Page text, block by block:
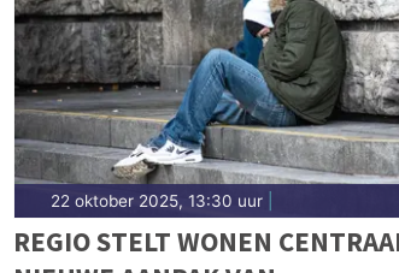
22 oktober 2025, 13:30 uur|
REGIO STELT WONEN